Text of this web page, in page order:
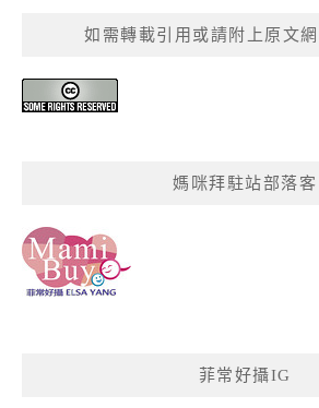
如需轉載引用或請附上原文
媽咪拜駐站部落客
菲常好攝IG